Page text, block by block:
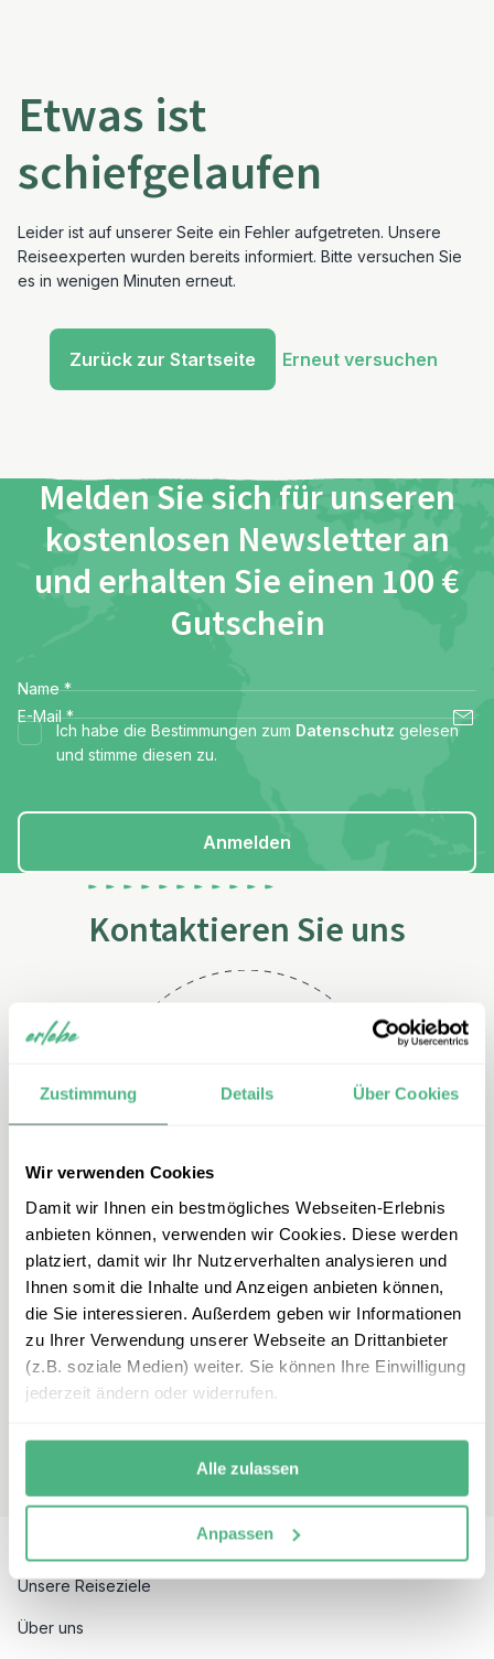
Zustimmung Details Über Cookies
Wir verwenden Cookies
Damit wir Ihnen ein bestmögliches Webseiten-Erlebnis
anbieten können, verwenden wir Cookies. Diese werden
platziert, damit wir Ihr Nutzerverhalten analysieren und
Ihnen somit die Inhalte und Anzeigen anbieten können,
die Sie interessieren. Außerdem geben wir Informationen
zu Ihrer Verwendung unserer Webseite an Drittanbieter
(z.B. soziale Medien) weiter. Sie können Ihre Einwilligung
jederzeit ändern oder widerrufen.
Alle zulassen
Anpassen
Etwas ist
schiefgelaufen
Leider ist auf unserer Seite ein Fehler aufgetreten. Unsere
Reiseexperten wurden bereits informiert. Bitte versuchen Sie
es in wenigen Minuten erneut.
Zurück zur Startseite Erneut versuchen
Melden Sie sich für unseren
kostenlosen Newsletter an
und erhalten Sie einen 100 €
Gutschein
Name *
E-Mail *
Ich habe die Bestimmungen zum Datenschutz gelesen
und stimme diesen zu.
Anmelden
Kontaktieren Sie uns
Telefon
E-mail
portugal@erlebe.de
Unsere Reiseziele
Über uns